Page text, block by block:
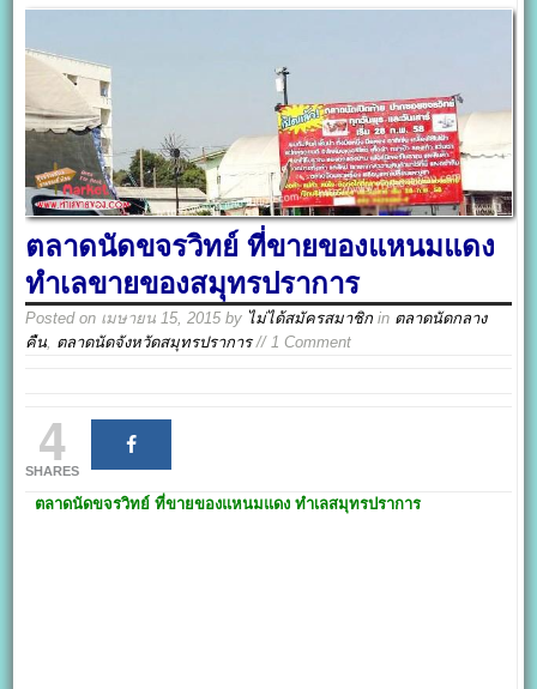
ตลาดนัดขจรวิทย์ ที่ขายของแหนมแดง
ทำเลขายของสมุทรปราการ
Posted on เมษายน 15, 2015 by ไม่ได้สมัครสมาชิก in ตลาดนัดกลาง
คืน, ตลาดนัดจังหวัดสมุทรปราการ// 1 Comment
4
SHARES
ตลาดนัดขจรวิทย์ ที่ขายของแหนมแดง ทำเลสมุทรปราการ